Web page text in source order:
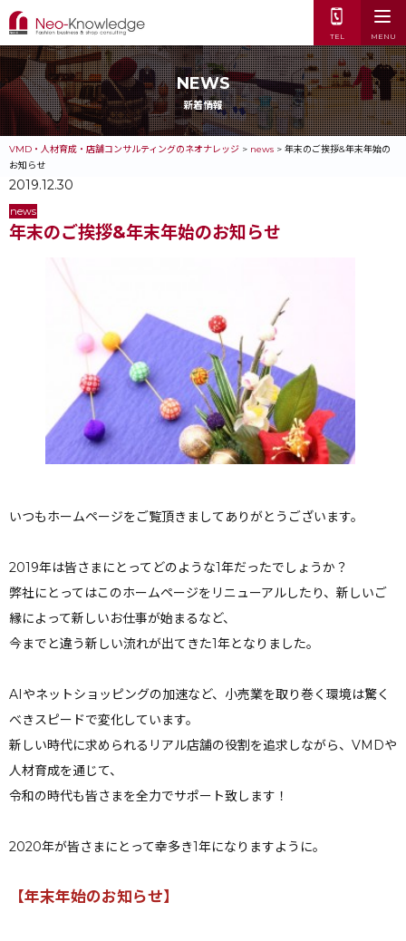
TEL MENU
VMD・人材育成・店舗コンサルティングのネオナレッジ > news > 年末のご挨拶&年末年始の
お知らせ
NEWS
新着情報
2019.12.30
news
年末のご挨拶&年末年始のお知らせ
いつもホームページをご覧頂きましてありがとうございます。
2019年は皆さまにとってどのような1年だったでしょうか？
弊社にとってはこのホームページをリニューアルしたり、新しいご
縁によって新しいお仕事が始まるなど、
今までと違う新しい流れが出てきた1年となりました。
AIやネットショッピングの加速など、小売業を取り巻く環境は驚く
べきスピードで変化しています。
新しい時代に求められるリアル店舗の役割を追求しながら、VMDや
人材育成を通じて、
令和の時代も皆さまを全力でサポート致します！
2020年が皆さまにとって幸多き1年になりますように。
【年末年始のお知らせ】